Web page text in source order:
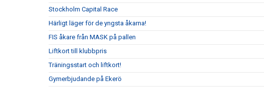
Stockholm Capital Race
Härligt läger för de yngsta åkarna!
FIS åkare från MASK på pallen
Liftkort till klubbpris
Träningsstart och liftkort!
Gymerbjudande på Ekerö